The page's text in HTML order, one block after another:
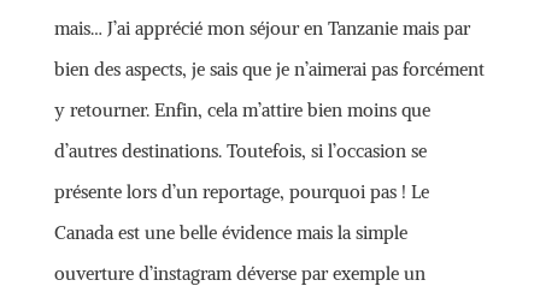
mais… J’ai apprécié mon séjour en Tanzanie mais par
bien des aspects, je sais que je n’aimerai pas forcément
y retourner. Enfin, cela m’attire bien moins que
d’autres destinations. Toutefois, si l’occasion se
présente lors d’un reportage, pourquoi pas ! Le
Canada est une belle évidence mais la simple
ouverture d’instagram déverse par exemple un